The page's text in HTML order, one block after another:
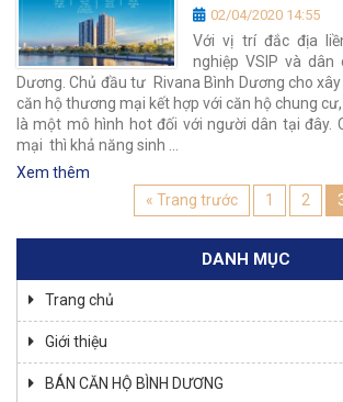
02/04/2020 14:55
Với vị trí đắc địa
nghiệp VSIP và
Dương. Chủ đầu tư Rivana Bình Dương cho
căn hộ thương mại kết hợp với căn hộ chung
là một mô hình hot đối với người dân tại đây.
mại thì khả năng sinh …
Xem thêm
« Trang trước
1 2
DANH MỤC
Trang chủ
Giới thiệu
BÁN CĂN HỘ BÌNH DƯƠNG